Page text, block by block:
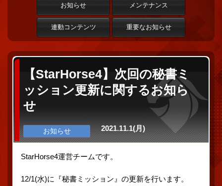
お知らせ メンテナンス
連動コンテンツ 重要なお知らせ
【StarHorse4】次回の秘書ミ
ッション更新に関するお知ら
せ
お知らせ 2021.11.1(月)
StarHorse4運営チームです。
12/1(水)に『秘書ミッション』の更新を行います。